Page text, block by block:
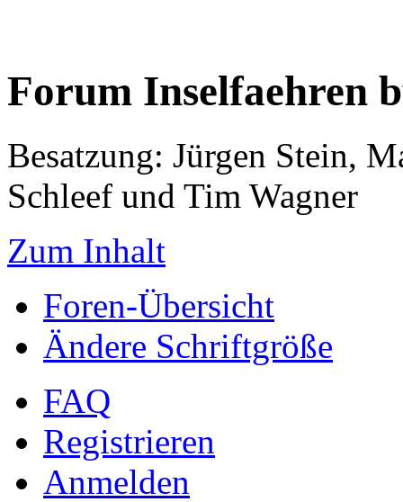
Forum Inselfaehren
Besatzung: Jürgen Stein,
Schleef und Tim Wagner
Zum Inhalt
Foren-Übersicht
Ändere Schriftgröße
FAQ
Registrieren
Anmelden